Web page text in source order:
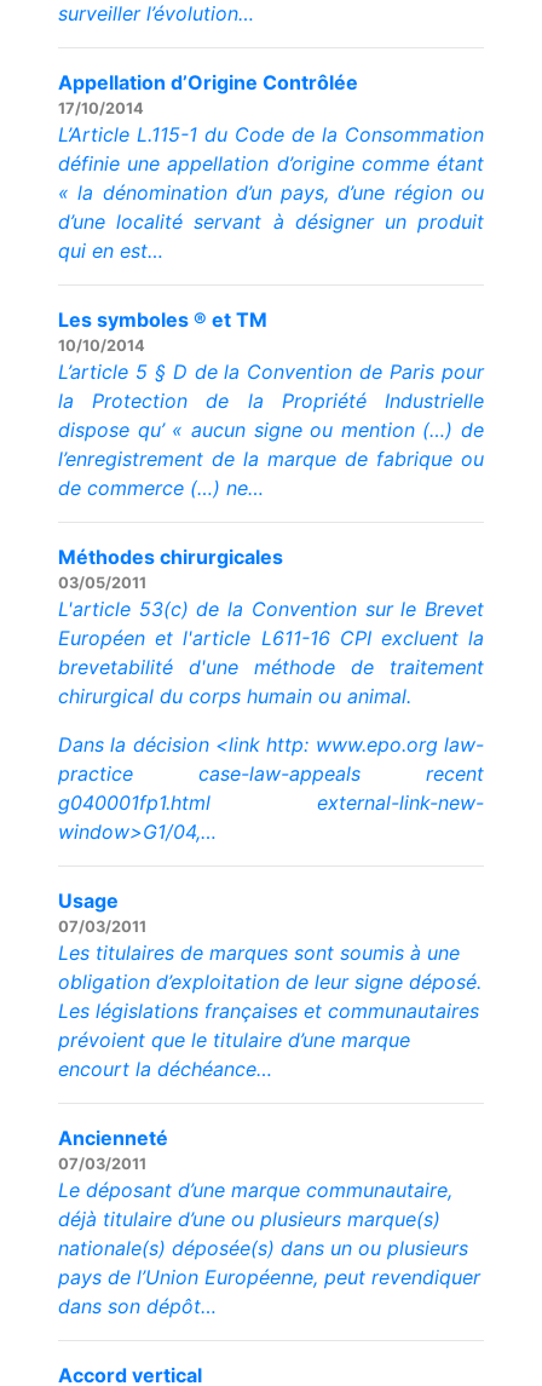
surveiller l’évolution…
Appellation d’Origine Contrôlée
17/10/2014
L’Article L.115-1 du Code de la Consommation
définie une appellation d’origine comme étant
«la dénomination d’un pays, d’une région ou
d’une localité servant à désigner un produit
qui en est…
Les symboles ® et TM
10/10/2014
L’article 5 § D de la Convention de Paris pour
la Protection de la Propriété Industrielle
dispose qu’ « aucun signe ou mention (…) de
l’enregistrement de la marque de fabrique ou
de commerce (…) ne…
Méthodes chirurgicales
03/05/2011
L'article 53(c) de la Convention sur le Brevet
Européen et l'article L611-16 CPI excluent la
brevetabilité d'une méthode de traitement
chirurgical du corps humain ou animal.
Dans la décision <link http: www.epo.org law-
practice case-law-appeals recent
g040001fp1.html external-link-new-
window>G1/04,…
Usage
07/03/2011
Les titulaires de marques sont soumis à une
obligation d’exploitation de leur signe déposé.
Les législations françaises et communautaires
prévoient que le titulaire d’une marque
encourt la déchéance…
Ancienneté
07/03/2011
Le déposant d’une marque communautaire,
déjà titulaire d’une ou plusieurs marque(s)
nationale(s) déposée(s) dans un ou plusieurs
pays de l’Union Européenne, peut revendiquer
dans son dépôt…
Accord vertical